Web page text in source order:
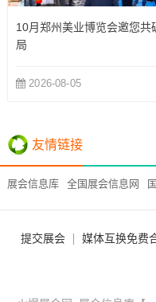
10月郑州美业博览会邀您共
局
2026-08-05
友情链接
展会信息库 全国展会信息网
提交展会 媒体互换免费